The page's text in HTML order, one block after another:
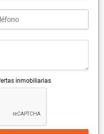
inmobiliarias